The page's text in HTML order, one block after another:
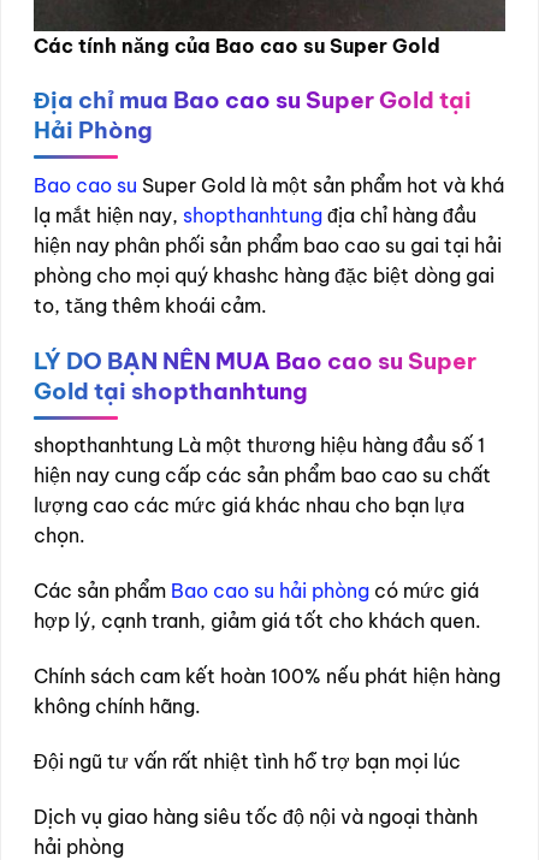
Các tính năng của Bao cao su Super Gold
Địa chỉ mua Bao cao su Super Gold tại
Hải Phòng
Bao cao su Super Gold là một sản phẩm hot và khá
lạ mắt hiện nay, shopthanhtung địa chỉ hàng đầu
hiện nay phân phối sản phẩm bao cao su gai tại hải
phòng cho mọi quý khashc hàng đặc biệt dòng gai
to, tăng thêm khoái cảm.
LÝ DO BẠN NÊN MUA Bao cao su Super
Gold tại shopthanhtung
shopthanhtung Là một thương hiệu hàng đầu số 1
hiện nay cung cấp các sản phẩm bao cao su chất
lượng cao các mức giá khác nhau cho bạn lựa
chọn.
Các sản phẩm Bao cao su hải phòng có mức giá
hợp lý, cạnh tranh, giảm giá tốt cho khách quen.
Chính sách cam kết hoàn 100% nếu phát hiện hàng
không chính hãng.
Đội ngũ tư vấn rất nhiệt tình hỗ trợ bạn mọi lúc
Dịch vụ giao hàng siêu tốc độ nội và ngoại thành
hải phòng